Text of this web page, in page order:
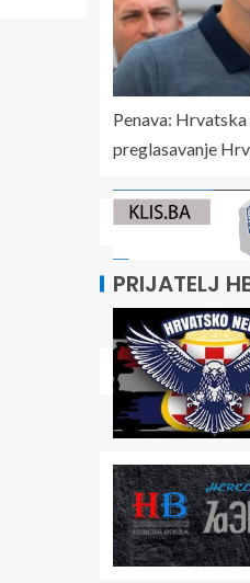
Penava:
preglasavanje
PRIJATELJ